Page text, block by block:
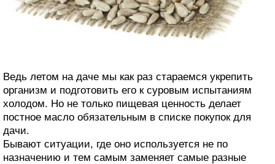
Ведь летом на даче мы как раз стараемся укрепить
организм и подготовить его к суровым испытаниям
холодом. Но не только пищевая ценность делает
постное масло обязательным в списке покупок для
дачи.
Бывают ситуации, где оно используется не по
назначению и тем самым заменяет самые разные